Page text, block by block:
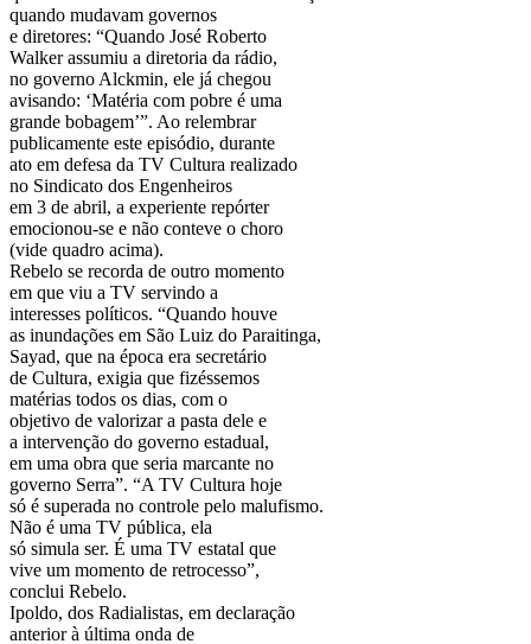
quando mudavam governos
e diretores: “Quando José Roberto
Walker assumiu a diretoria da rádio,
no governo Alckmin, ele já chegou
avisando: ‘Matéria com pobre é uma
grande bobagem’”. Ao relembrar
publicamente este episódio, durante
ato em defesa da TV Cultura realizado
no Sindicato dos Engenheiros
em 3 de abril, a experiente repórter
emocionou-se e não conteve o choro
(vide quadro acima).
Rebelo se recorda de outro momento
em que viu a TV servindo a
interesses políticos. “Quando houve
as inundações em São Luiz do Paraitinga,
Sayad, que na época era secretário
de Cultura, exigia que fizéssemos
matérias todos os dias, com o
objetivo de valorizar a pasta dele e
a intervenção do governo estadual,
em uma obra que seria marcante no
governo Serra”. “A TV Cultura hoje
só é superada no controle pelo malufismo.
Não é uma TV pública, ela
só simula ser. É uma TV estatal que
vive um momento de retrocesso”,
conclui Rebelo.
Ipoldo, dos Radialistas, em declaração
anterior à última onda de